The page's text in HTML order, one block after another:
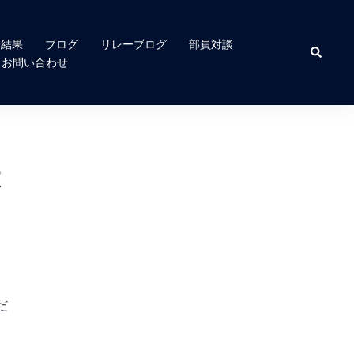
果 ブログ リレーブログ
部員対談
お問い合わせ
検
索